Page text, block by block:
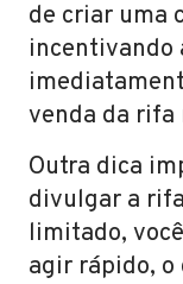
de criar uma
incentivando
venda da rifa
Outra dica
divulgar a
limitado,
agir rápido, o